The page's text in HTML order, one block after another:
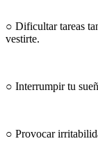
○ Dificultar tareas
vestirte.
○ Interrumpir tu
○ Provocar